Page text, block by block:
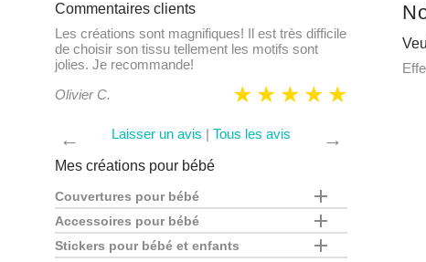
Commentaires clients
sont magnifiques! Il est très difficile
son tissu tellement les motifs sont
recommande!
Commande reçue en 4j!
← →
Laisser un avis | Tous les avis
Mes créations pour bébé
Couvertures pour bébé 
Accessoires pour bébé 
Stickers pour bébé et enfants 